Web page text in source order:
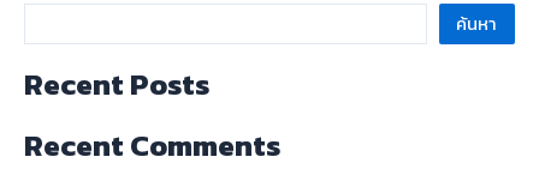
ค้นหา
Recent Posts
Recent Comments